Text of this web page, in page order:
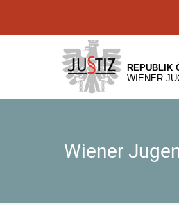
[1]
[2]
[3]
REPUBLIK
WIENER
Wiener